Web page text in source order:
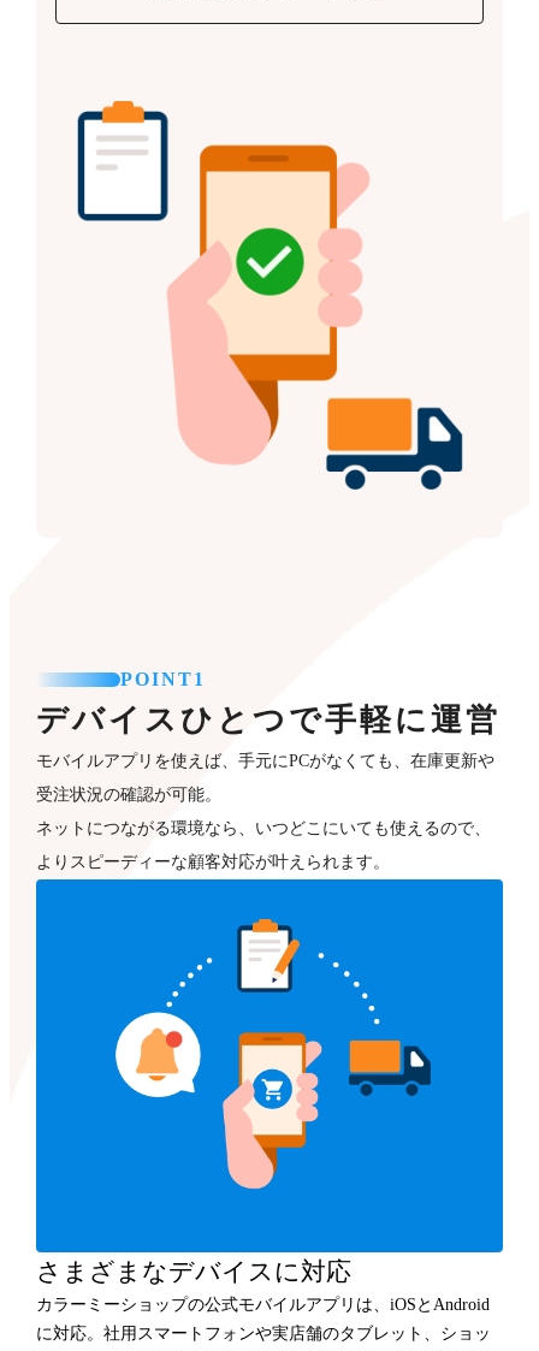
POINT1
デバイスひとつで手軽に運営
モバイルアプリを使えば、手元にPCがなくても、在庫更新や
受注状況の確認が可能。
ネットにつながる環境なら、いつどこにいても使えるので、
よりスピーディーな顧客対応が叶えられます。
さまざまなデバイスに対応
カラーミーショップの公式モバイルアプリは、iOSとAndroid
に対応。社用スマートフォンや実店舗のタブレット、ショッ